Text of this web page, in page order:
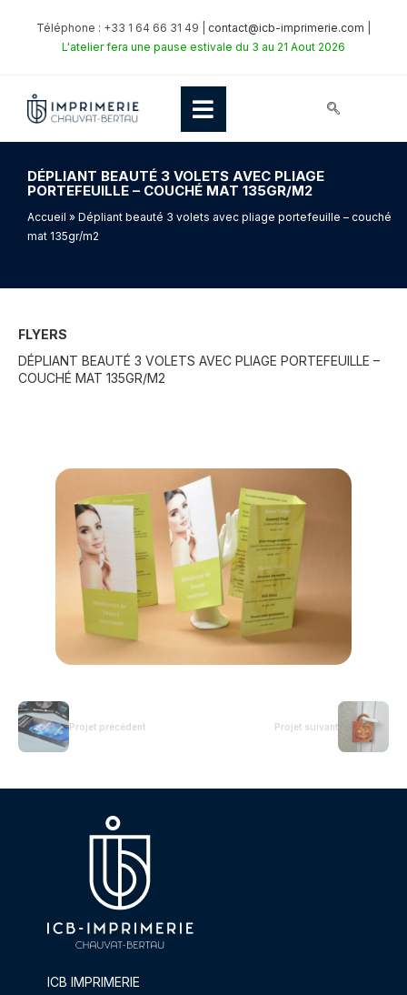
Téléphone : +33 1 64 66 31 49 | contact@icb-imprimerie.com
L'atelier fera une pause estivale du 3 au 21 Aout 2026
DÉPLIANT BEAUTÉ 3 VOLETS AVEC PLIAGE
PORTEFEUILLE – COUCHÉ MAT 135GR/M2
Accueil » Dépliant beauté 3 volets avec pliage portefeuille – couché
mat 135gr/m2
FLYERS
DÉPLIANT BEAUTÉ 3 VOLETS AVEC PLIAGE PORTEFEUILLE –
COUCHÉ MAT 135GR/M2
Projet précédent Projet suivant
ICB IMPRIMERIE